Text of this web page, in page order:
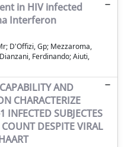
in HIV infected
Interferon
D'Offizi, Gp; Mezzaroma,
Ferdinando; Aiuti,
AND
CHARACTERIZE
SUBJECTES
DESPITE VIRAL